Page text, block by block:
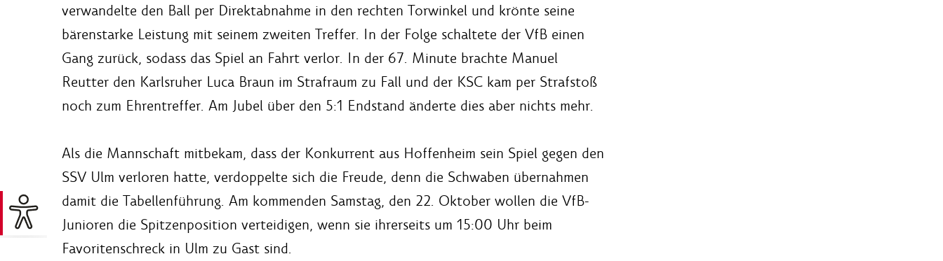
verwandelte den Ball per Direktabnahme in den rechten Torwinkel und krönte seine
bärenstarke Leistung mit seinem zweiten Treffer. In der Folge schaltete der VfB einen
Gang zurück, sodass das Spiel an Fahrt verlor. In der 67. Minute brachte Manuel
Reutter den Karlsruher Luca Braun im Strafraum zu Fall und der KSC kam per Strafstoß
noch zum Ehrentreffer. Am Jubel über den 5:1 Endstand änderte dies aber nichts mehr.
Als die Mannschaft mitbekam, dass der Konkurrent aus Hoffenheim sein Spiel gegen den
SSV Ulm verloren hatte, verdoppelte sich die Freude, denn die Schwaben übernahmen
damit die Tabellenführung. Am kommenden Samstag, den 22. Oktober wollen die VfB-
Junioren die Spitzenposition verteidigen, wenn sie ihrerseits um 15:00 Uhr beim
Favoritenschreck in Ulm zu Gast sind.